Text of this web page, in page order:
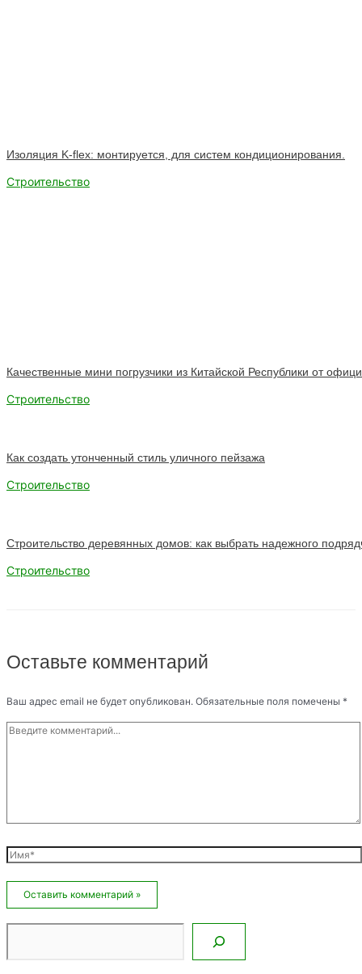
Изоляция K-flex: монтируется, для систем кондиционирования.
Строительство
Качественные мини погрузчики из Китайской Республики от
Строительство
Как создать утонченный стиль уличного пейзажа
Строительство
Строительство деревянных домов: как выбрать надежного
Строительство
Оставьте комментарий
Ваш адрес email не будет опубликован. Обязательные поля помечены *
Введите
комментарий...
Имя*